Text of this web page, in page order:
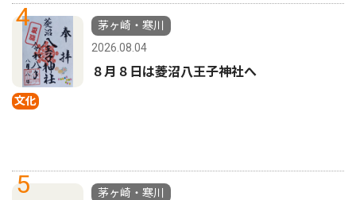
4
文化
茅ヶ崎・寒川
2026.08.04
８月８日は菱沼八王子神社へ
5
茅ヶ崎・寒川